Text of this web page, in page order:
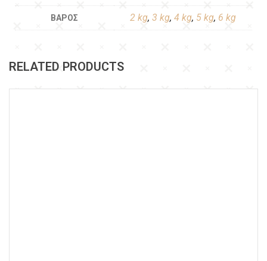
ΒΆΡΟΣ 2 kg, 3 kg, 4 kg, 5 kg, 6 kg
RELATED PRODUCTS